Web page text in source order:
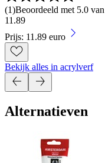
(1)Beoordeeld met 5.0
11 .89
Prijs: 11.89 euro
Bekijk alles in acrylverf
Alternatieven